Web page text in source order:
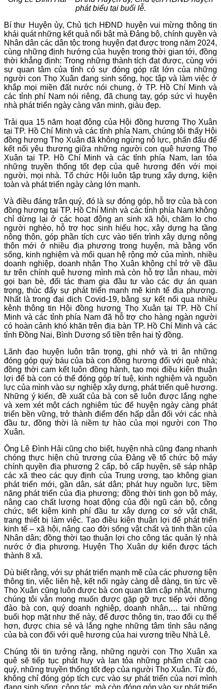
phát biểu tại buổi lễ.
Bí thư Huyện ủy, Chủ tịch HĐND huyện vui mừng thông tin
khái quát những kết quả nổi bật mà Đảng bộ, chính quyền và
Nhân dân các dân tộc trong huyện đạt được trong năm 2024,
cùng những định hướng của huyện trong thời gian tới, đồng
thời khẳng định: Trong những thành tích đạt được, cùng với
sự quan tâm của tỉnh có sự đóng góp rất lớn của những
người con Thọ Xuân đang sinh sống, học tập và làm việc ở
khắp mọi miền đất nước nói chung, ở TP. Hồ Chí Minh và
các tỉnh phí Nam nói riêng, đã chung tay, góp sức vì huyện
nhà phát triển ngày càng văn minh, giàu đẹp.
Trải qua 15 năm hoạt động của Hội đồng hương Thọ Xuân
tại TP. Hồ Chí Minh và các tỉnh phía Nam, chúng tôi thấy Hội
đồng hương Thọ Xuân đã không ngừng nỗ lực, phấn đấu để
kết nối yêu thương giữa những người con quê hương Thọ
Xuân tại TP. Hồ Chí Minh và các tỉnh phía Nam, lan tỏa
những truyền thống tốt đẹp của quê hương đến với mọi
người, mọi nhà. Tổ chức Hội luôn tập trung xây dựng, kiện
toàn và phát triển ngày càng lớn mạnh.
Và điều đáng trân quý, đó là sự đóng góp, hỗ trợ của bà con
đồng hương tại TP. Hồ Chí Minh và các tỉnh phía Nam không
chỉ dừng lại ở các hoạt động an sinh xã hội, chăm lo cho
người nghèo, hỗ trợ học sinh hiếu học, xây dựng hạ tầng
nông thôn, góp phần tích cực vào tiến trình xây dựng nông
thôn mới ở nhiều địa phương trong huyện, mà bằng vốn
sống, kinh nghiệm và mối quan hệ rộng mở của mình, nhiều
doanh nghiệp, doanh nhân Thọ Xuân không chỉ trở về đầu
tư trên chính quê hương mình mà còn hỗ trợ lẫn nhau, mời
gọi bạn bè, đối tác tham gia đầu tư vào các dự án quan
trọng, thúc đẩy sự phát triển mạnh mẽ kinh tế địa phương.
Nhất là trong đại dịch Covid-19, bằng sự kết nối qua nhiều
kênh thông tin Hội đồng hương Thọ Xuân tại TP. Hồ Chí
Minh và các tỉnh phía Nam đã hỗ trợ cho hàng ngàn người
có hoàn cảnh khó khăn trên địa bàn TP. Hồ Chí Minh và các
tỉnh Đồng Nai, Bình Dương số tiền trên hai tỷ đồng.
Lãnh đạo huyện luôn trân trọng, ghi nhớ và tri ân những
đóng góp quý báu của bà con đồng hương đối với quê nhà;
đồng thời cam kết luôn đồng hành, tạo mọi điều kiện thuận
lợi để bà con có thể đóng góp trí tuệ, kinh nghiệm và nguồn
lực của mình vào sự nghiệp xây dựng, phát triển quê hương.
Những ý kiến, đề xuất của bà con sẽ luôn được lắng nghe
và xem xét một cách nghiêm túc để huyện ngày càng phát
triển bền vững, trở thành điểm đến hấp dẫn đối với các nhà
đầu tư, đồng thời là niềm tự hào của mọi người con Thọ
Xuân.
Ông Lê Đình Hải cũng cho biết, huyện nhà cũng đang nhanh
chóng thực hiện chủ trương của Đảng về tổ chức bộ máy
chính quyền địa phương 2 cấp, bỏ cấp huyện, sẽ sáp nhập
các xã theo các quy định của Trung ương, tạo không gian
phát triển mới, gần dân, sát dân; phát huy nguồn lực, tiềm
năng phát triển của địa phương; đồng thời tinh gọn bộ máy,
nâng cao chất lượng hoạt động của đội ngũ cán bộ, công
chức, tiết kiệm kinh phí đầu tư xây dựng cơ sở vật chất,
trang thiết bị làm việc. Tạo điều kiện thuận lợi để phát triển
kinh tế – xã hội, nâng cao đời sống vật chất và tinh thần của
Nhân dân; đồng thời tạo thuận lợi cho công tác quản lý nhà
nước ở địa phương. Huyện Thọ Xuân dự kiến được tách
thành 8 xã.
Dù biết rằng, với sự phát triển mạnh mẽ của các phương tiện
thông tin, việc liên hệ, kết nối ngày càng dễ dàng, tin tức về
Thọ Xuân cũng luôn được bà con quan tâm cập nhật, nhưng
chúng tôi vẫn mong muốn được gặp gỡ trực tiếp với đông
đảo bà con, quý doanh nghiệp, doanh nhân,… tại những
buổi họp mặt như thế này, để được thông tin, trao đổi cụ thể
hơn, được chia sẻ và lắng nghe những tâm tình sâu nặng
của bà con đối với quê hương của hai vương triều Nhà Lê.
Chúng tôi tin tưởng rằng, những người con Thọ Xuân xa
quê sẽ tiếp tục phát huy và lan tỏa những phẩm chất cao
quý, những truyền thống tốt đẹp của người Thọ Xuân. Từ đó,
không chỉ đóng góp tích cực vào sự phát triển của nơi mình
đang sinh sống, công tác, mà còn đóng góp vào sự phát triển